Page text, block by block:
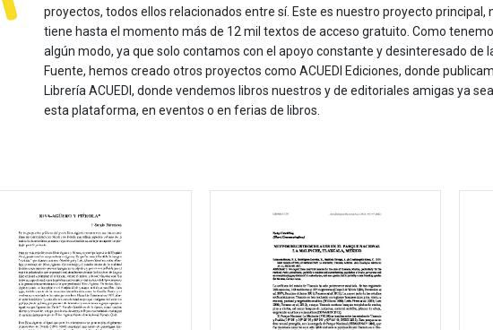
proyectos, todos ellos relacionados entre sí. Este es nuestro proyecto principal,
tiene hasta el momento más de 12 mil textos de acceso gratuito. Como
algún modo, ya que solo contamos con el apoyo constante y desinteresado de
Fuente, hemos creado otros proyectos como ACUEDI Ediciones, donde
Librería ACUEDI, donde vendemos libros nuestros y de editoriales amigas ya
esta plataforma, en eventos o en ferias de libros.